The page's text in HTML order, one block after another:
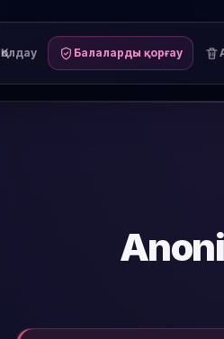
Қолдау Балаларды қорғау